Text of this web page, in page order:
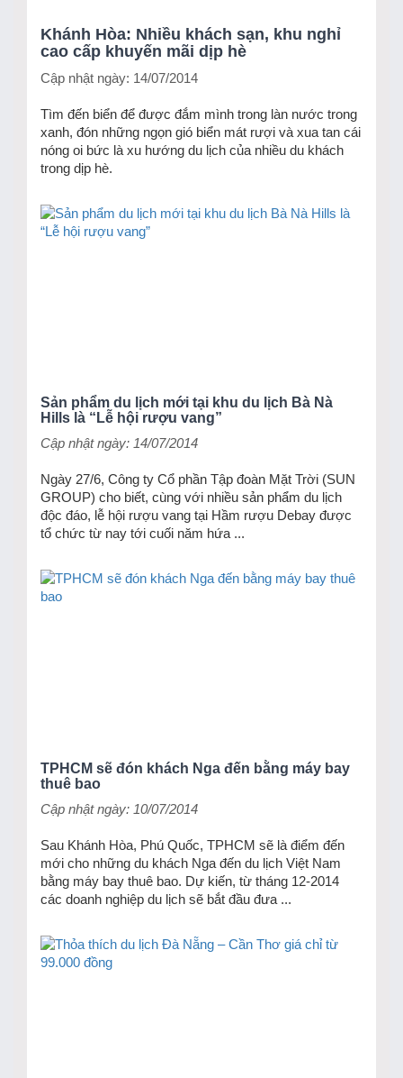
Khánh Hòa: Nhiều khách sạn, khu nghỉ
cao cấp khuyến mãi dịp hè
Cập nhật ngày: 14/07/2014
Tìm đến biển để được đắm mình trong làn nước trong
xanh, đón những ngọn gió biển mát rượi và xua tan cái
nóng oi bức là xu hướng du lịch của nhiều du khách
trong dịp hè.
Sản phẩm du lịch mới tại khu du lịch Bà Nà
Hills là “Lễ hội rượu vang”
Cập nhật ngày: 14/07/2014
Ngày 27/6, Công ty Cổ phần Tập đoàn Mặt Trời (SUN
GROUP) cho biết, cùng với nhiều sản phẩm du lịch
độc đáo, lễ hội rượu vang tại Hầm rượu Debay được
tổ chức từ nay tới cuối năm hứa ...
TPHCM sẽ đón khách Nga đến bằng máy bay
thuê bao
Cập nhật ngày: 10/07/2014
Sau Khánh Hòa, Phú Quốc, TPHCM sẽ là điểm đến
mới cho những du khách Nga đến du lịch Việt Nam
bằng máy bay thuê bao. Dự kiến, từ tháng 12-2014
các doanh nghiệp du lịch sẽ bắt đầu đưa ...